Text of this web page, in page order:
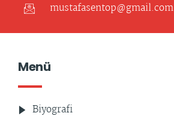
mustafasentop@gmail.com
Menü
Biyografi